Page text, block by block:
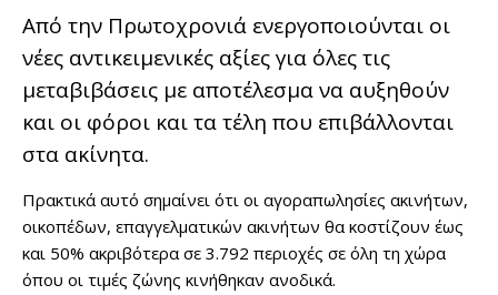
Από την Πρωτοχρονιά ενεργοποιούνται οι
νέες αντικειμενικές αξίες για όλες τις
μεταβιβάσεις με αποτέλεσμα να αυξηθούν
και οι φόροι και τα τέλη που επιβάλλονται
στα ακίνητα.
Πρακτικά αυτό σημαίνει ότι οι αγοραπωλησίες ακινήτων,
οικοπέδων, επαγγελματικών ακινήτων θα κοστίζουν έως
και 50% ακριβότερα σε 3.792 περιοχές σε όλη τη χώρα
όπου οι τιμές ζώνης κινήθηκαν ανοδικά.